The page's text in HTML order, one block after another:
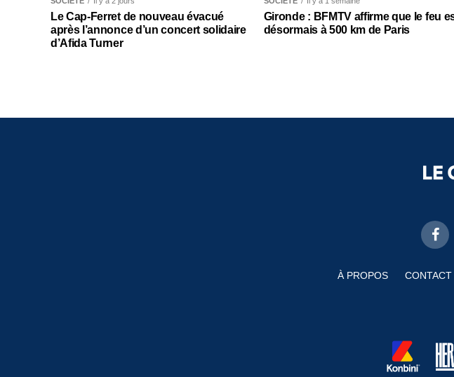
Le Cap-Ferret de nouveau évacué
après l’annonce d’un concert solidaire
d’Afida Turner
Gironde : BFMTV affirme que le feu
désormais à 500 km de Paris
À PROPOS CONTACT